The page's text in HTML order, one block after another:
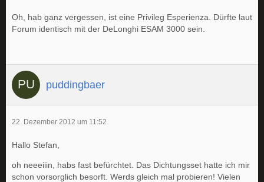
Oh, hab ganz vergessen, ist eine Privileg Esperienza. Dürfte laut
Forum identisch mit der DeLonghi ESAM 3000 sein.
puddingbaer
22. Dezember 2012 um 11:52
Hallo Stefan,
oh neeeiiin, habs fast befürchtet. Das Dichtungsset hatte ich mir
schon vorsorglich besorft. Werds gleich mal probieren! Vielen